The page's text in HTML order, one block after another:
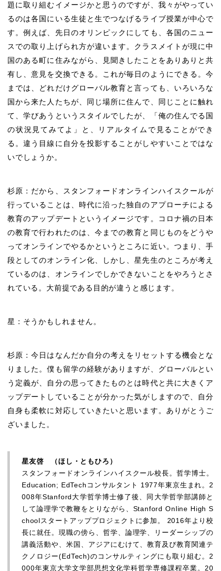
題に取り組むイメージかと思うのですが、我々がやってい
るのは各国にいる生徒と生でつなげるライブ授業が中心で
す。例えば、先日のオリンピックにしても、各国のニュー
スでの取り上げられ方が違います。クラスメイトが現に中
国のある町に住みながら、見聞きしたことをありありと共
有し、意見を交換できる。これが毎日のようにできる。今
までは、どれだけグローバル教育と言っても、いろいろな
国から来た人たちが、同じ場所に住んで、同じことに触れ
て、学びあうというスタイルでしたが、「俺の住んでる国
の状況見てみてよ」と、リアルタイムで見ることができ
る。違う目線に自分を投影することがしやすいことではな
いでしょうか。
杉原：だから、スタンフォードオンラインハイスクールが
行っていることは、時代に沿った独自のアプローチによる
教育のアップデートというイメージです。コロナ禍の日本
の教育で行われたのは、今までの教育と同じものをどうや
ってオンラインでやるかというところに近い。つまり、手
段としてのオンライン化、しかし、星先生のところが考え
ているのは、オンラインでしかできないことをやろうとさ
れている。大前提である目的が違うと感じます。
星：そうかもしれません。
杉原：今日はなんだか自分の考えをリセットする機会とな
りました。僕も留学の経験がありますが、グローバルとい
う定義が、自分の思ってきたものとは時代と共に大きくア
ップデートしていることが分かった気がしますので、自分
自身も柔軟に対応していきたいと思います。ありがとうご
ざいました。
星友啓 （ほし・ともひろ）
スタンフォードオンラインハイスクール校長。哲学博士。
Education; EdTechコンサルタント 1977年東京生まれ。2
008年Stanford大学哲学博士修了後、同大学哲学部講師と
して論理学で教鞭をとりながら、Stanford Online High S
choolスタートアッププロジェクトに参加。 2016年より校
長に就任。現職の傍ら、哲学、論理学、リーダーシップの
講義活動や、米国、アジアにむけて、教育及び教育関連テ
クノロジー(EdTech)のコンサルティングにも取り組む。2
000年東京大学文学部思想文化学科哲学専修課程卒業。20